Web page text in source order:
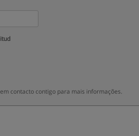
contacto contigo para mais informações.